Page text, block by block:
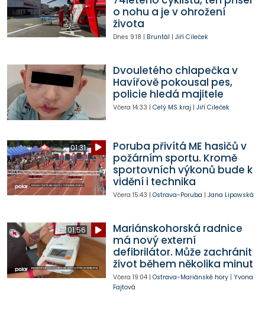
o nohu a je v ohrožení
života
Dnes 9:18 | Bruntál | Jiří Cileček
Dvouletého chlapečka v
Havířově pokousal pes,
policie hledá majitele
Včera 14:33 | Celý MS kraj | Jiří Cileček
01:31
Poruba přivítá ME hasičů v
požárním sportu. Kromě
sportovních výkonů bude k
vidění i technika
Včera 15:43 | Ostrava-Poruba | Jana Lipowská
01:56
Mariánskohorská radnice
má nový externí
defibrilátor. Může zachránit
život během několika minut
Včera 19:04| Ostrava-Mariánské hory| Yvona
Fajtová